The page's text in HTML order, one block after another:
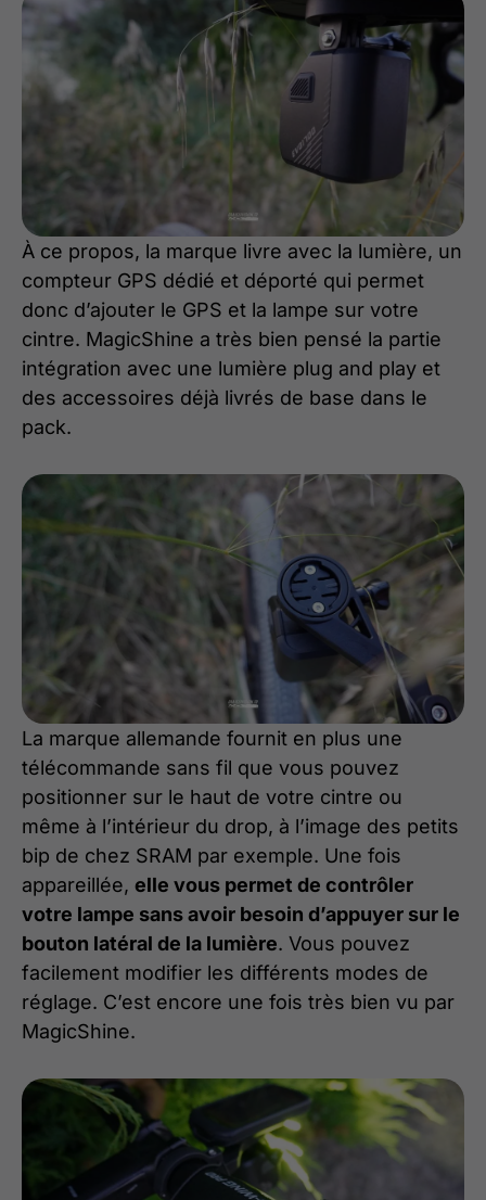
À ce propos, la marque livre avec la lumière, un
compteur GPS dédié et déporté qui permet
donc d’ajouter le GPS et la lampe sur votre
cintre. MagicShine a très bien pensé la partie
intégration avec une lumière plug and play et
des accessoires déjà livrés de base dans le
pack.
La marque allemande fournit en plus une
télécommande sans fil que vous pouvez
positionner sur le haut de votre cintre ou
même à l’intérieur du drop, à l’image des petits
bip de chez SRAM par exemple. Une fois
appareillée, elle vous permet de contrôler
votre lampe sans avoir besoin d’appuyer sur le
bouton latéral de la lumière. Vous pouvez
facilement modifier les différents modes de
réglage. C’est encore une fois très bien vu par
MagicShine.